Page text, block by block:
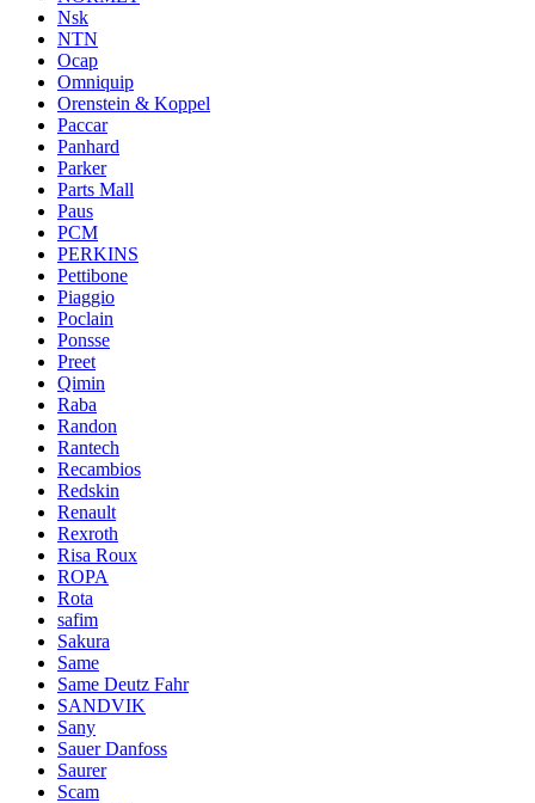
Nsk
NTN
Ocap
Omniquip
Orenstein & Koppel
Paccar
Panhard
Parker
Parts Mall
Paus
PCM
PERKINS
Pettibone
Piaggio
Poclain
Ponsse
Preet
Qimin
Raba
Randon
Rantech
Recambios
Redskin
Renault
Rexroth
Risa Roux
ROPA
Rota
safim
Sakura
Same
Same Deutz Fahr
SANDVIK
Sany
Sauer Danfoss
Saurer
Scam